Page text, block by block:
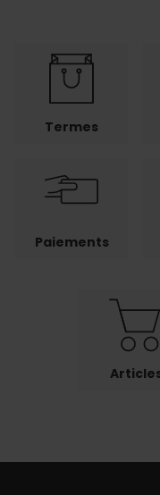
Termes
Paiements